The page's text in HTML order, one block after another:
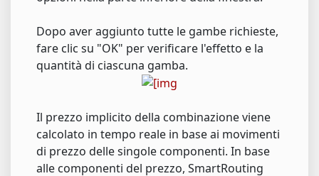
Dopo aver aggiunto tutte le gambe richieste,
fare clic su "OK" per verificare l'effetto e la
quantità di ciascuna gamba.
Il prezzo implicito della combinazione viene
calcolato in tempo reale in base ai movimenti
di prezzo delle singole componenti. In base
alle componenti del prezzo, SmartRouting